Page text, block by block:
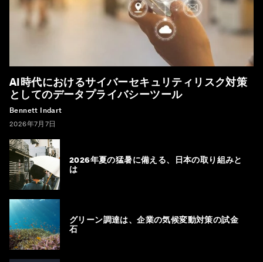
AI時代におけるサイバーセキュリティリスク対策
としてのデータプライバシーツール
Bennett Indart
2026年7月7日
2026年夏の猛暑に備える、日本の取り組みと
は
グリーン調達は、企業の気候変動対策の試金
石